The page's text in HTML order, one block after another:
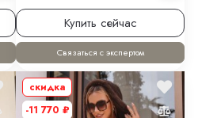
Купить сейчас
Связаться с экспертом
скидка
-11 770 ₽